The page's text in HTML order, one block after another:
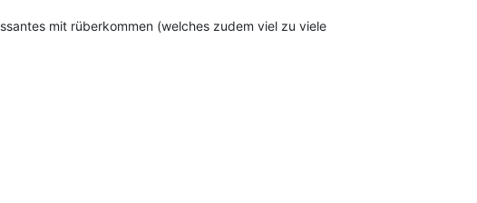
mit rüberkommen (welches zudem viel zu viele